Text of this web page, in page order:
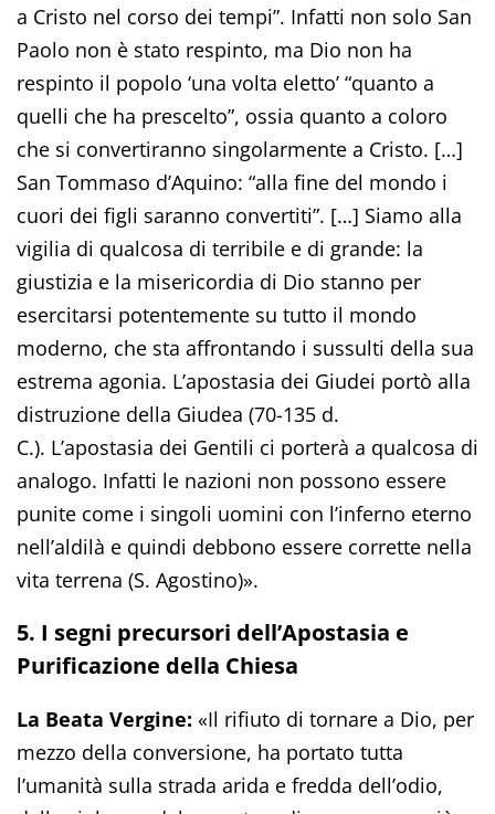
a Cristo nel corso dei tempi”. Infatti non solo San
Paolo non è stato respinto, ma Dio non ha
respinto il popolo ‘una volta eletto’ “quanto a
quelli che ha prescelto”, ossia quanto a coloro
che si convertiranno singolarmente a Cristo. […]
San Tommaso d’Aquino: “alla fine del mondo i
cuori dei figli saranno convertiti”. […] Siamo alla
vigilia di qualcosa di terribile e di grande: la
giustizia e la misericordia di Dio stanno per
esercitarsi potentemente su tutto il mondo
moderno, che sta affrontando i sussulti della sua
estrema agonia. L’apostasia dei Giudei portò alla
distruzione della Giudea (70-135 d.
C.). L’apostasia dei Gentili ci porterà a qualcosa di
analogo. Infatti le nazioni non possono essere
punite come i singoli uomini con l’inferno eterno
nell’aldilà e quindi debbono essere corrette nella
vita terrena (S. Agostino)».
5. I segni precursori dell’Apostasia e
Purificazione della Chiesa
La Beata Vergine: «Il rifiuto di tornare a Dio, per
mezzo della conversione, ha portato tutta
l’umanità sulla strada arida e fredda dell’odio,